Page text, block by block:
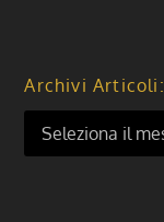
Archivi Articoli: